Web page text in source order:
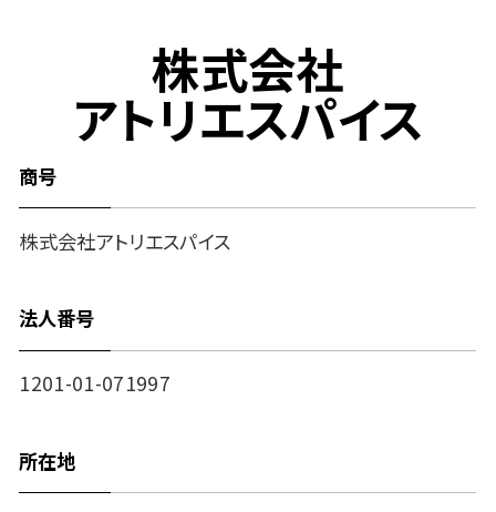
株式会社
アトリエスパイス
商号
株式会社アトリエスパイス
法人番号
1201-01-071997
所在地